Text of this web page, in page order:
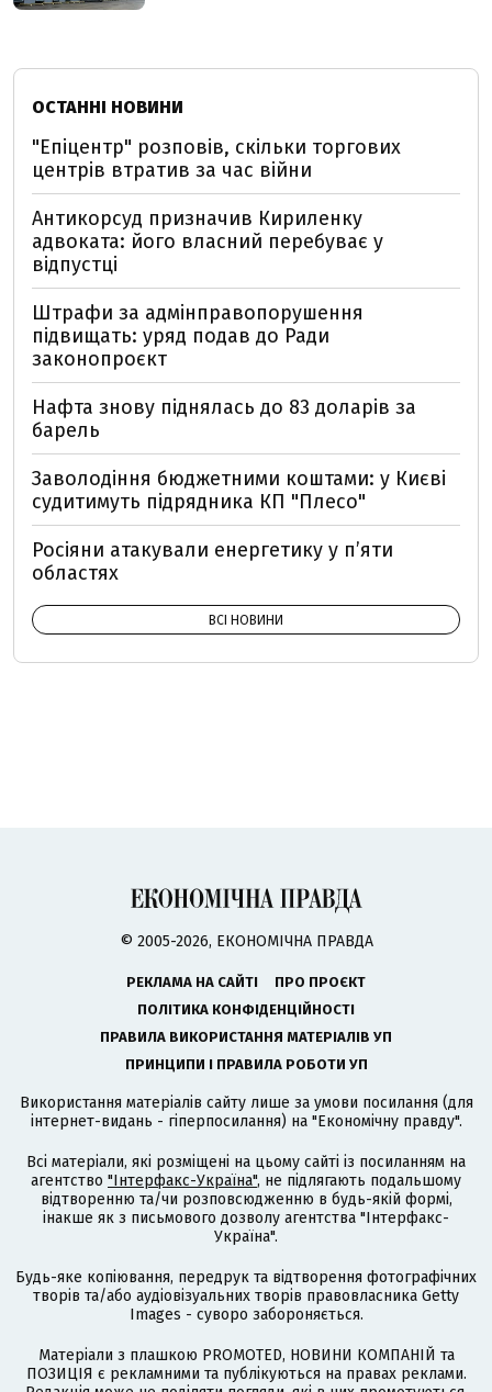
ОСТАННІ НОВИНИ
"Епіцентр" розповів, скільки торгових
центрів втратив за час війни
Антикорсуд призначив Кириленку
адвоката: його власний перебуває у
відпустці
Штрафи за адмінправопорушення
підвищать: уряд подав до Ради
законопроєкт
Нафта знову піднялась до 83 доларів за
барель
Заволодіння бюджетними коштами: у Києві
судитимуть підрядника КП "Плесо"
Росіяни атакували енергетику у пʼяти
областях
ВСІ НОВИНИ
© 2005-2026, ЕКОНОМІЧНА ПРАВДА
РЕКЛАМА НА САЙТІ
ПРО ПРОЄКТ
ПОЛІТИКА КОНФІДЕНЦІЙНОСТІ
ПРАВИЛА ВИКОРИСТАННЯ МАТЕРІАЛІВ УП
ПРИНЦИПИ І ПРАВИЛА РОБОТИ УП
Використання матеріалів сайту лише за умови посилання (для
інтернет-видань - гіперпосилання) на "Економічну правду".
Всі матеріали, які розміщені на цьому сайті із посиланням на
агентство "Інтерфакс-Україна", не підлягають подальшому
відтворенню та/чи розповсюдженню в будь-якій формі,
інакше як з письмового дозволу агентства "Інтерфакс-
Україна".
Будь-яке копіювання, передрук та відтворення фотографічних
творів та/або аудіовізуальних творів правовласника Getty
Images - суворо забороняється.
Матеріали з плашкою PROMOTED, НОВИНИ КОМПАНІЙ та
ПОЗИЦІЯ є рекламними та публікуються на правах реклами.